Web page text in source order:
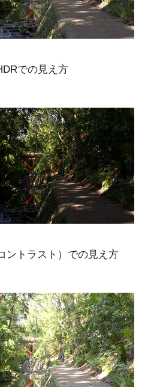
での見え方
ントラスト）での見え方